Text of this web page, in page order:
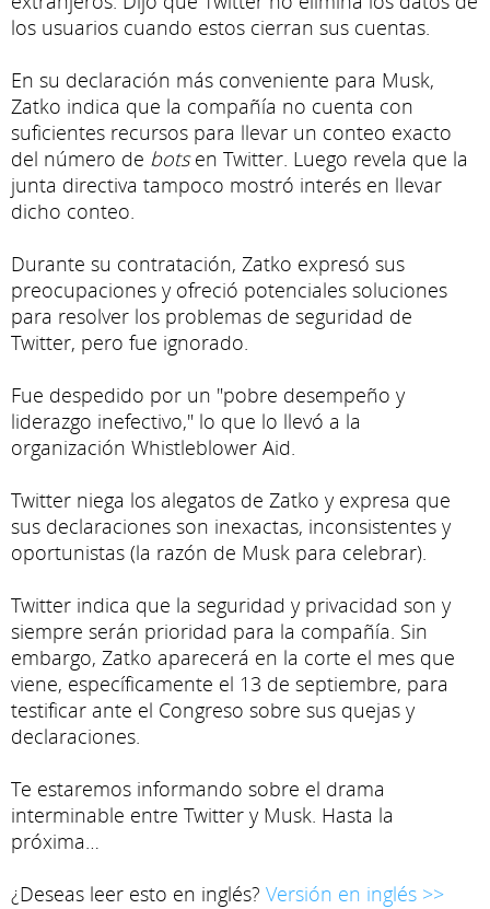
los usuarios cuando estos cierran sus cuentas.
En su declaración más conveniente para Musk,
Zatko indica que la compañía no cuenta con
suficientes recursos para llevar un conteo exacto
del número de botsen Twitter. Luego revela que la
junta directiva tampoco mostró interés en llevar
dicho conteo.
Durante su contratación, Zatko expresó sus
preocupaciones y ofreció potenciales soluciones
para resolver los problemas de seguridad de
Twitter, pero fue ignorado.
Fue despedido por un "pobre desempeño y
liderazgo inefectivo," lo que lo llevó a la
organización Whistleblower Aid.
Twitter niega los alegatos de Zatko y expresa que
sus declaraciones son inexactas, inconsistentes y
oportunistas (la razón de Musk para celebrar).
Twitter indica que la seguridad y privacidad son y
siempre serán prioridad para la compañía. Sin
embargo, Zatko aparecerá en la corte el mes que
viene, específicamente el 13 de septiembre, para
testificar ante el Congreso sobre sus quejas y
declaraciones.
Te estaremos informando sobre el drama
interminable entre Twitter y Musk. Hasta la
próxima…
¿Deseas leer esto en inglés? Versión en inglés >>